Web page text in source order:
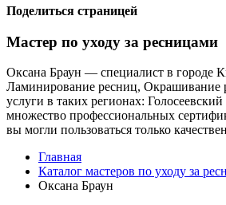
Поделиться страницей
Мастер по уходу за ресницами
Оксана Браун — специалист в городе
Ламинирование ресниц, Окрашивание
услуги в таких регионах:
множество профессиональных
вы могли пользоваться только
Главная
Каталог мастеров по уходу за
Оксана Браун